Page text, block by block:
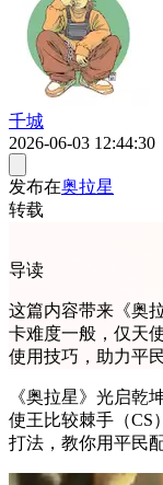
千城
2026-06-03 12:44:30
发布在奥拉星
转载
导读
这篇内容带来《奥
卡难度一般，仅天
使用技巧，助力平
《奥拉星》光启乾
使王比较棘手（CS
打法，教你用平民